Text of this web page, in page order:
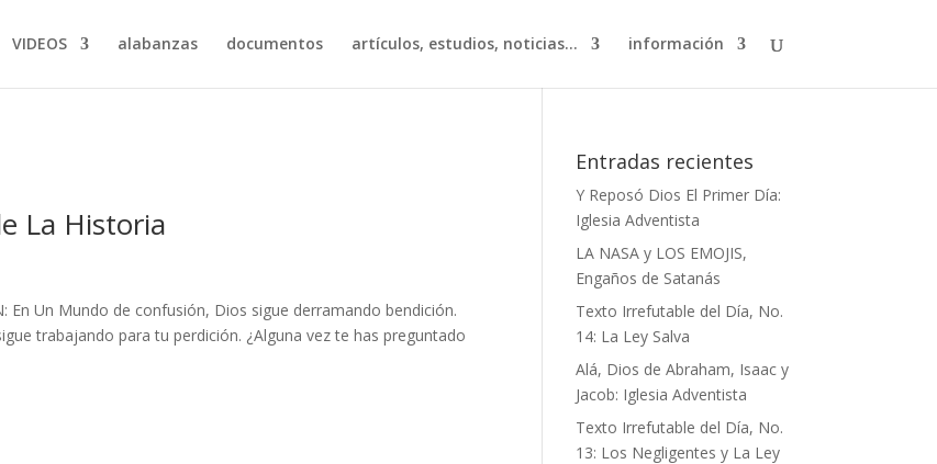
VIDEOS alabanzas documentos artículos, estudios, noticias… información
La Historia
En Un Mundo de confusión, Dios sigue derramando bendición.
trabajando para tu perdición. ¿Alguna vez te has preguntado
Entradas recientes
Y Reposó Dios El Primer Día:
Iglesia Adventista
LA NASA y LOS EMOJIS,
Engaños de Satanás
Texto Irrefutable del Día, No.
14: La Ley Salva
Alá, Dios de Abraham, Isaac y
Jacob: Iglesia Adventista
Texto Irrefutable del Día, No.
13: Los Negligentes y La Ley